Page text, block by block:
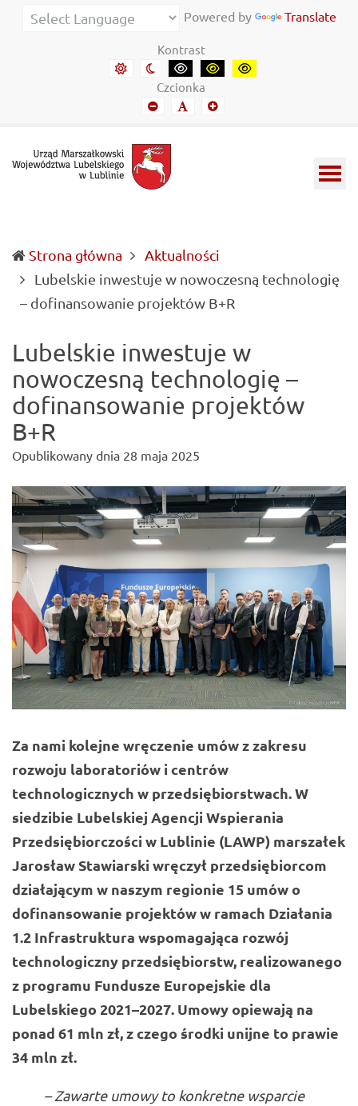
Urząd Marszałkowski Województwa Lubelskiego w
Informacje o wojewódzkich władzach samorządowych i
Powered by Translate
Kontrast
Domyślny kontrast
Kontrast nocny
Kontrast czarny-biały
Kontrast czarny-żółty
Kontrast żółto-
Czcionka
Mniejszy fontDomyślny font
Mniejszy font
Strona główna
Aktualności
Lubelskie inwestuje w nowoczesną technologię
– dofinansowanie projektów B+R(current)
Lubelskie inwestuje w
nowoczesną technologię –
dofinansowanie projektów
B+R
Opublikowany dnia 28 maja 2025
Za nami kolejne wręczenie umów z zakresu
rozwoju laboratoriów i centrów
technologicznych w przedsiębiorstwach. W
siedzibie Lubelskiej Agencji Wspierania
Przedsiębiorczości w Lublinie (LAWP) marszałek
Jarosław Stawiarskiwręczył przedsiębiorcom
działającym w naszym regionie 15 umów o
dofinansowanie projektów w ramach Działania
1.2 Infrastruktura wspomagająca rozwój
technologiczny przedsiębiorstw, realizowanego
z programu Fundusze Europejskie dla
Lubelskiego 2021–2027. Umowy opiewają na
ponad 61 mln zł, z czego środki unijne to prawie
34 mln zł.
– Zawarte umowy to konkretne wsparcie